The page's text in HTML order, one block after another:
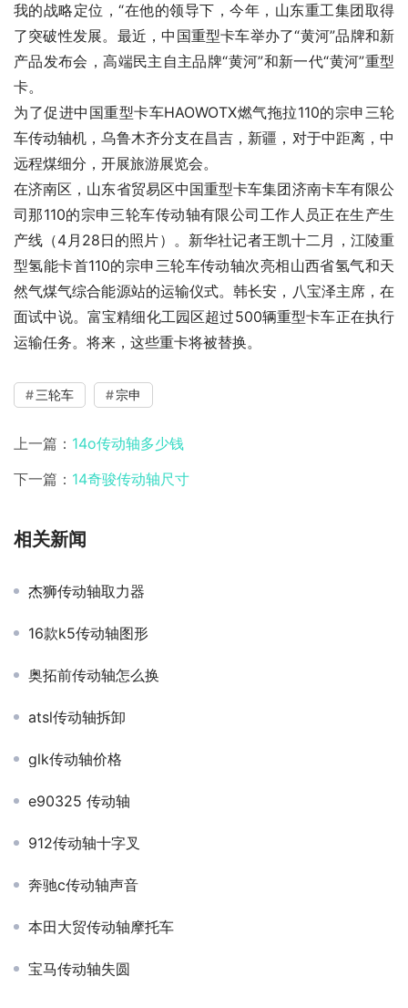
我的战略定位，“在他的领导下，今年，山东重工集团取得
了突破性发展。最近，中国重型卡车举办了“黄河”品牌和新
产品发布会，高端民主自主品牌“黄河”和新一代“黄河”重型
卡。
为了促进中国重型卡车HAOWOTX燃气拖拉110的宗申三轮
车传动轴机，乌鲁木齐分支在昌吉，新疆，对于中距离，中
远程煤细分，开展旅游展览会。
在济南区，山东省贸易区中国重型卡车集团济南卡车有限公
司那110的宗申三轮车传动轴有限公司工作人员正在生产生
产线（4月28日的照片）。新华社记者王凯十二月，江陵重
型氢能卡首110的宗申三轮车传动轴次亮相山西省氢气和天
然气煤气综合能源站的运输仪式。韩长安，八宝泽主席，在
面试中说。富宝精细化工园区超过500辆重型卡车正在执行
运输任务。将来，这些重卡将被替换。
三轮车 宗申
上一篇： 14o传动轴多少钱
下一篇： 14奇骏传动轴尺寸
相关新闻
杰狮传动轴取力器
16款k5传动轴图形
奥拓前传动轴怎么换
atsl传动轴拆卸
glk传动轴价格
e90325 传动轴
912传动轴十字叉
奔驰c传动轴声音
本田大贸传动轴摩托车
宝马传动轴失圆